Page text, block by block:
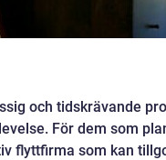
och tidskrävande
För dem som
flyttfirma som kan